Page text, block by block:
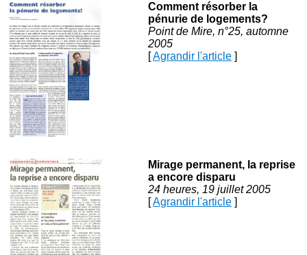
Comment résorber la
pénurie de logements?
Point de Mire, n°25, automne
2005
[Agrandir l'article]
Mirage permanent, la reprise
a encore disparu
24 heures, 19 juillet 2005
[Agrandir l'article]